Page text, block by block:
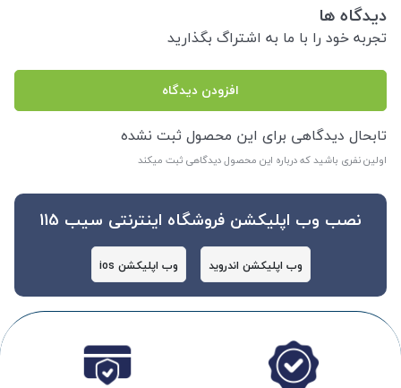
دیدگاه ها
تجربه خود را با ما به اشتراگ بگذارید
افزودن دیدگاه
تابحال دیدگاهی برای این محصول ثبت نشده
اولین نفری باشید که درباره این محصول دیدگاهی ثبت میکند
نصب وب اپلیکشن فروشگاه اینترنتی سیب 115
وب اپلیکشن اندروید وب اپلیکشن ios